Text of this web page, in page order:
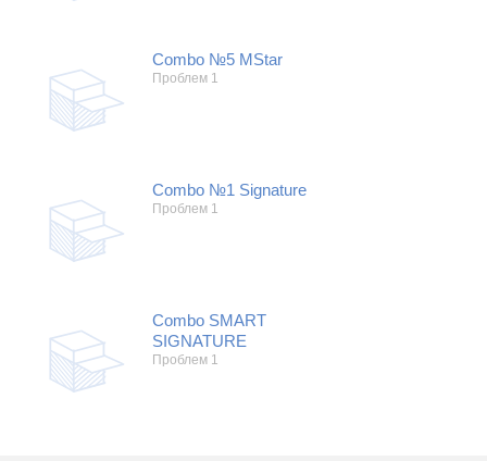
Холодильники
Посудомоечные машины
Наушники
Пылесосы
Показать еще
Выберите...
не включается
самопроизвольное выключение
возможность ремонта
самостоятельный ремонт
плохо работает
решение проблемы
Показать еще
Combo №5 MStar
Проблем 1
Combo №1 Signature
Проблем 1
Combo SMART
SIGNATURE
Проблем 1